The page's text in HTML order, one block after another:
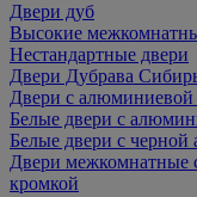
Двери дуб
Высокие
Нестандартные двери
Двери Дубрава
Двери с алюминиевой
Белые двери с
Белые двери с
Двери межкомнатные
кромкой